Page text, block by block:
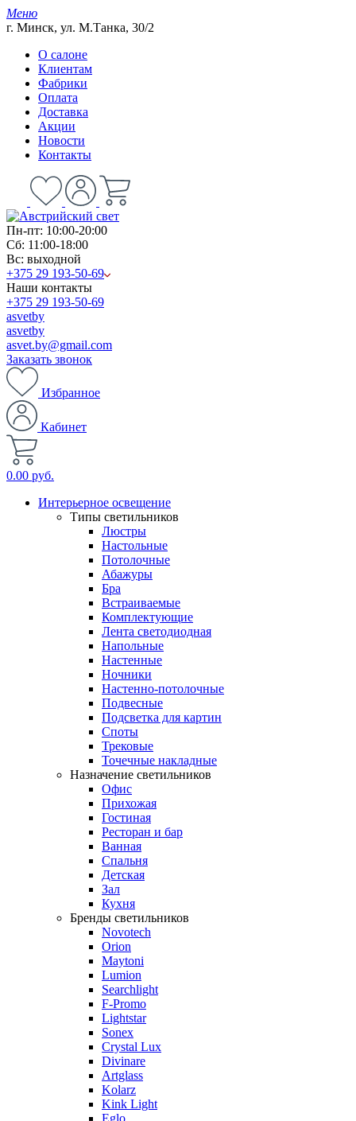
Меню
г. Минск, ул. М.Танка, 30/2
О салоне
Клиентам
Фабрики
Оплата
Доставка
Акции
Новости
Контакты
Пн-пт: 10:00-20:00
Сб: 11:00-18:00
Вс: выходной
+375 29 193-50-69
Наши контакты
+375 29 193-50-69
asvetby
asvetby
asvet.by@gmail.com
Заказать звонок
Избранное
Кабинет
0.00 руб.
Интерьерное освещение
Типы светильников
Люстры
Настольные
Потолочные
Абажуры
Бра
Встраиваемые
Комплектующие
Лента светодиодная
Напольные
Настенные
Ночники
Настенно-потолочные
Подвесные
Подсветка для картин
Споты
Трековые
Точечные накладные
Назначение светильников
Офис
Прихожая
Гостиная
Ресторан и бар
Ванная
Спальня
Детская
Зал
Кухня
Бренды светильников
Novotech
Orion
Maytoni
Lumion
Searchlight
F-Promo
Lightstar
Sonex
Crystal Lux
Divinare
Artglass
Kolarz
Kink Light
Eglo